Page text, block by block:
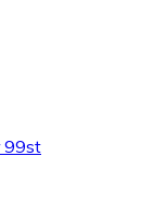
99st